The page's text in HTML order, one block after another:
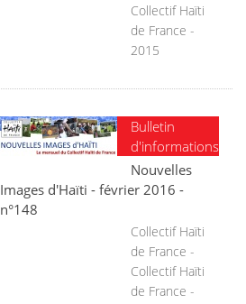
Collectif Haïti
de France -
2015
Bulletin
d'informations
Nouvelles
Images d'Haïti - février 2016 -
n°148
Collectif Haïti
de France -
Collectif Haïti
de France -